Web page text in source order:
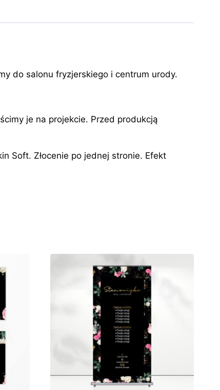
do salonu fryzjerskiego i centrum urody.
je na projekcie. Przed produkcją
Soft. Złocenie po jednej stronie. Efekt